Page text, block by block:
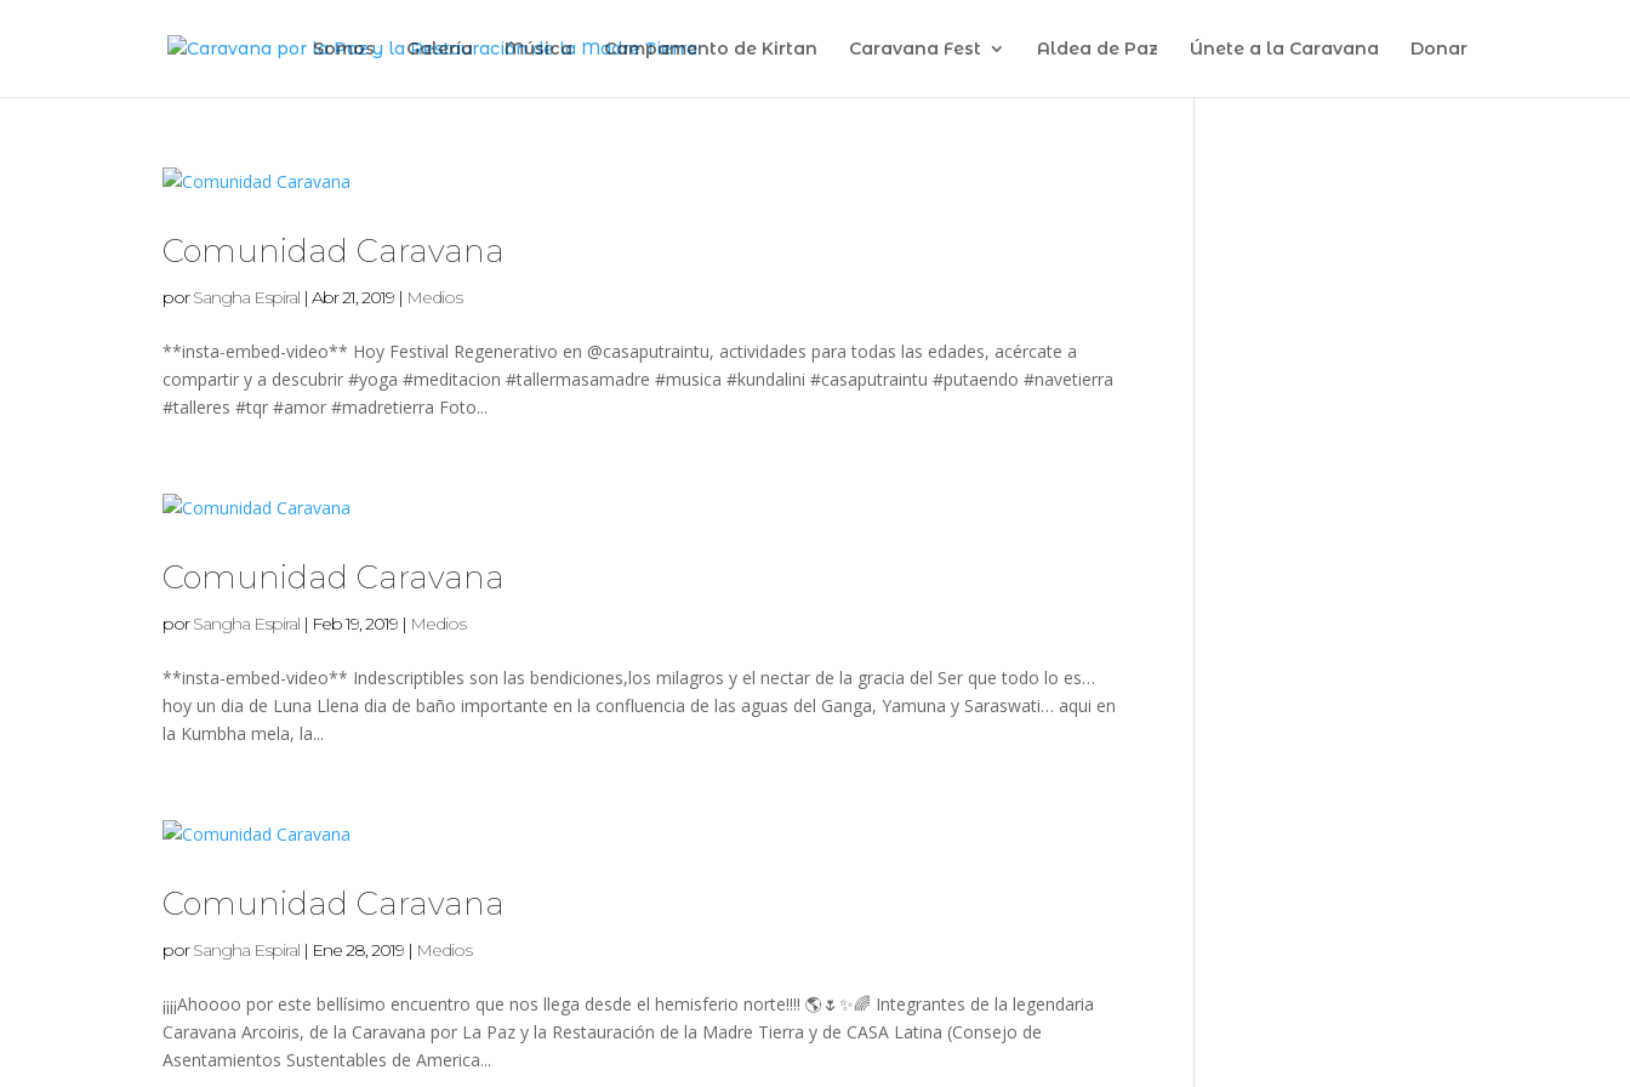
Somos Galería Música Campamento de Kirtan Caravana Fest Aldea de Paz Únete a la Caravana Donar
Comunidad Caravana
porSangha Espiral |Abr 21, 2019 | Medios
**insta-embed-video** Hoy Festival Regenerativo en @casaputraintu, actividades para todas las edades, acércate a
compartir y a descubrir #yoga #meditacion #tallermasamadre #musica #kundalini #casaputraintu #putaendo #navetierra
#talleres #tqr #amor #madretierra Foto...
Comunidad Caravana
porSangha Espiral | Feb 19, 2019 | Medios
**insta-embed-video** Indescriptibles son las bendiciones,los milagros y el nectar de la gracia del Ser que todo lo es…
hoy un dia de Luna Llena dia de baño importante en la confluencia de las aguas del Ganga, Yamuna y Saraswati… aqui en
la Kumbha mela, la...
Comunidad Caravana
porSangha Espiral | Ene 28, 2019 | Medios
¡¡¡¡Ahoooo por este bellísimo encuentro que nos llega desde el hemisferio norte!!!! 🌎🌷✨🌈 Integrantes de la legendaria
Caravana Arcoiris, de la Caravana por La Paz y la Restauración de la Madre Tierra y de CASA Latina (Consejo de
Asentamientos Sustentables de America...